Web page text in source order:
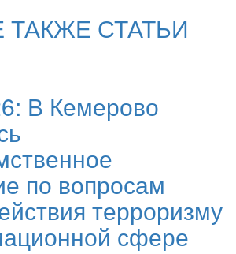
ТАКЖЕ СТАТЬИ
В Кемерово
по вопросам
терроризму
сфере